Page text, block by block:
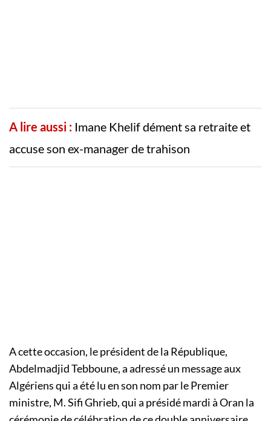
A lire aussi : Imane Khelif dément sa retraite et
accuse son ex-manager de trahison
A cette occasion, le président de la République,
Abdelmadjid Tebboune, a adressé un message aux
Algériens qui a été lu en son nom par le Premier
ministre, M. Sifi Ghrieb, qui a présidé mardi à Oran la